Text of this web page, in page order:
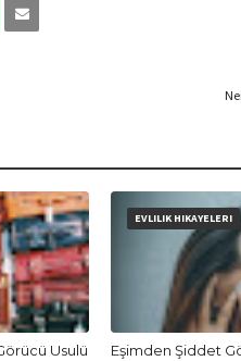
Usulü
EVLILIK HIKAYELERI
Eşimden Şiddet